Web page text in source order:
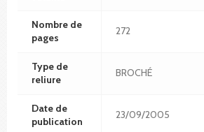
Nombre de
pages
272
Type de
reliure
BROCHÉ
Date de
publication
23/09/2005